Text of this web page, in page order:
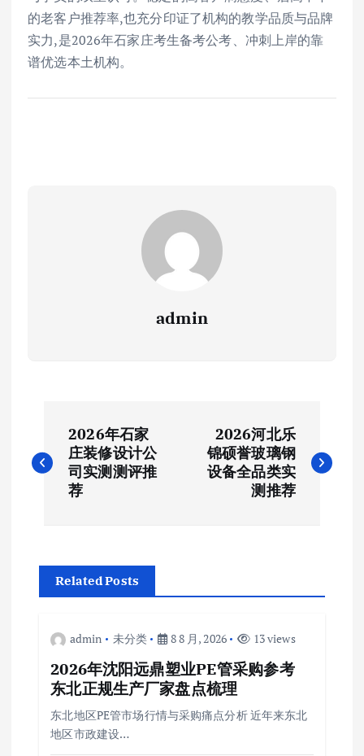
的老客户推荐率,也充分印证了机构的教学品质与品牌
实力,是2026年石家庄考生备考公考、冲刺上岸的靠
谱优选本土机构。
admin
章
2026年石家
庄装修设计公
司实测测评推
荐
2026河北乐
锦硕誉玻璃钢
设备全品类实
测推荐
Related Posts
admin 未分类 8 8 月, 2026 13 views
2026年沈阳远鼎塑业PE管采购参考
东北正规生产厂家盘点梳理
东北地区PE管市场行情与采购痛点分析 近年来东北
地区市政建设…